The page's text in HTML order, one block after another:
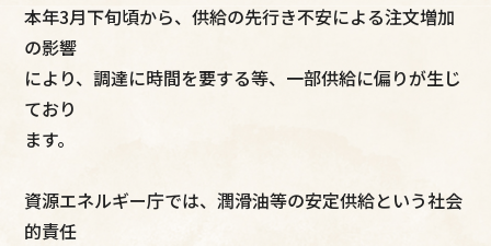
本年3月下旬頃から、供給の先行き不安による注文増加
の影響
により、調達に時間を要する等、一部供給に偏りが生じ
ており
ます。
資源エネルギー庁では、潤滑油等の安定供給という社会
的責任